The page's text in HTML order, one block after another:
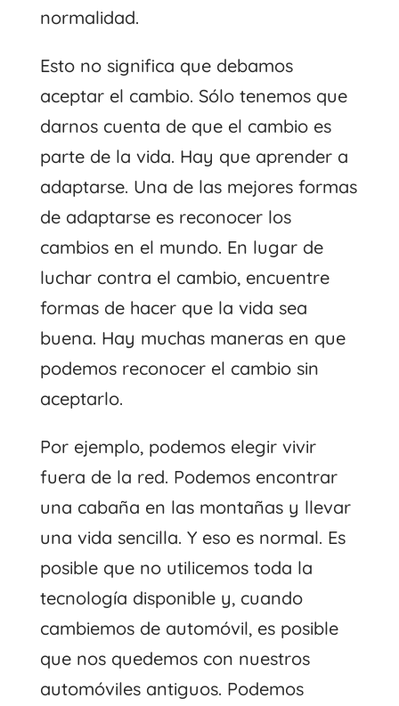
normalidad.
Esto no significa que debamos
aceptar el cambio. Sólo tenemos que
darnos cuenta de que el cambio es
parte de la vida. Hay que aprender a
adaptarse. Una de las mejores formas
de adaptarse es reconocer los
cambios en el mundo. En lugar de
luchar contra el cambio, encuentre
formas de hacer que la vida sea
buena. Hay muchas maneras en que
podemos reconocer el cambio sin
aceptarlo.
Por ejemplo, podemos elegir vivir
fuera de la red. Podemos encontrar
una cabaña en las montañas y llevar
una vida sencilla. Y eso es normal. Es
posible que no utilicemos toda la
tecnología disponible y, cuando
cambiemos de automóvil, es posible
que nos quedemos con nuestros
automóviles antiguos. Podemos